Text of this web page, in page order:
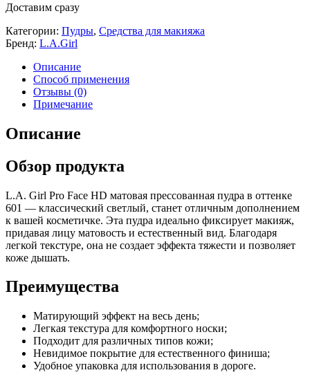
Доставим сразу
Категории: Пудры, Средства для макияжа
Бренд: L.A.Girl
Описание
Способ применения
Отзывы (0)
Примечание
Описание
Обзор продукта
L.A. Girl Pro Face HD матовая прессованная пудра в оттенке
601 — классический светлый, станет отличным дополнением
к вашей косметичке. Эта пудра идеально фиксирует макияж,
придавая лицу матовость и естественный вид. Благодаря
легкой текстуре, она не создает эффекта тяжести и позволяет
коже дышать.
Преимущества
Матирующий эффект на весь день;
Легкая текстура для комфортного носки;
Подходит для различных типов кожи;
Невидимое покрытие для естественного финиша;
Удобное упаковка для использования в дороге.